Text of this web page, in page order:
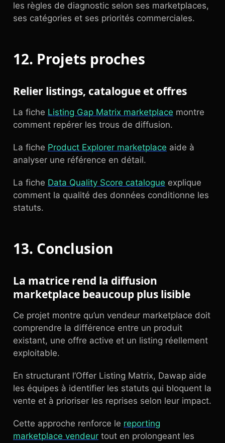
les règles de diagnostic selon ses marketplaces,
ses catégories et ses priorités commerciales.
12. Projets proches
Relier listings, catalogue et offres
La fiche Listing Gap Matrix marketplace montre
comment repérer les trous de diffusion.
La fiche Product Explorer marketplace aide à
analyser une référence en détail.
La fiche Data Quality Score catalogue explique
comment la qualité des données conditionne les
statuts.
13. Conclusion
La matrice rend la diffusion
marketplace beaucoup plus lisible
Ce projet montre qu’un vendeur marketplace doit
comprendre la différence entre un produit
existant, une offre active et un listing réellement
exploitable.
En structurant l’Offer Listing Matrix, Dawap aide
les équipes à identifier les statuts qui bloquent la
vente et à prioriser les reprises selon leur impact.
Cette approche renforce le reporting
marketplace vendeur tout en prolongeant les